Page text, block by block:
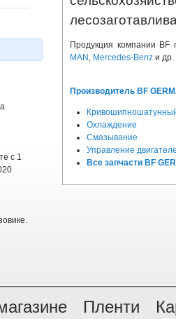
Продукция компании BF
MAN , Mercedes-Benz и др.
Производитель BF
Охлаждение
Смазывание
Управление
Все запчасти BF
с 1
Пленти